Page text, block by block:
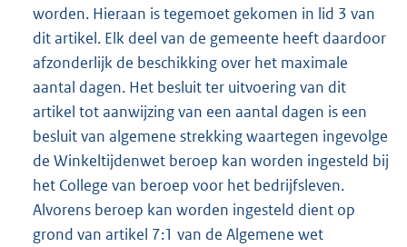
worden. Hieraan is tegemoet gekomen in lid 3 van
dit artikel. Elk deel van de gemeente heeft daardoor
afzonderlijk de beschikking over het maximale
aantal dagen. Het besluit ter uitvoering van dit
artikel tot aanwijzing van een aantal dagen is een
besluit van algemene strekking waartegen ingevolge
de Winkeltijdenwet beroep kan worden ingesteld bij
het College van beroep voor het bedrijfsleven.
Alvorens beroep kan worden ingesteld dient op
grond van artikel 7:1 van de Algemene wet